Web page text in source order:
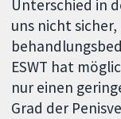
Unterschied in
uns nicht sicher,
ESWT hat
nur einen
Grad der